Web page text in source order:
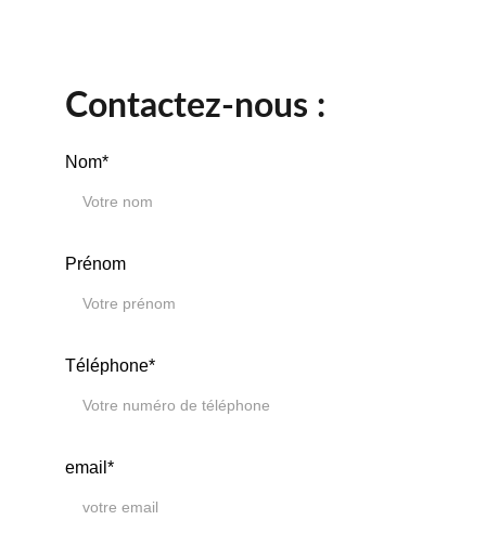
Nom*
Prénom
Téléphone*
email*
Contactez-nous :